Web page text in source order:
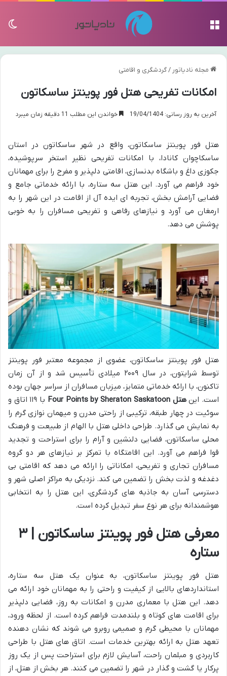
مجله نادیاتور /گردشگری و اقامتی
امکانات تفریحی هتل فور پوینتز ساسکاتون
آخرین به روز رسانی: 19/04/1404 خواندن این مطلب 11 دقیقه زمان میبرد
هتل فور پوینتز ساسکاتون، واقع در شهر ساسکاتون در استان
ساسکاچوان کانادا، با امکانات تفریحی نظیر استخر سرپوشیده،
جکوزی داغ و باشگاه بدنسازی، اقامتی دلپذیر و مفرح را برای مهمانان
خود فراهم می آورد. این هتل سه ستاره، با ارائه خدماتی جامع و
فضایی آرامش بخش، تجربه ای ایده آل از اقامت در این شهر را به
ارمغان می آورد و نیازهای رفاهی و تفریحی مسافران را به خوبی
پوشش می دهد.
هتل فور پوینتز ساسکاتون، عضوی از مجموعه معتبر فور پوینتز
توسط شرایتون، در سال ۲۰۰۹ میلادی تأسیس شد و از آن زمان
تاکنون، با ارائه خدماتی متمایز، میزبان مسافران از سراسر جهان بوده
است. اینهتل Four Points by Sheraton Saskatoon
با ۱۱۹ اتاق و
سوئیت در چهار طبقه، ترکیبی از راحتی مدرن و میهمان نوازی گرم را
به نمایش می گذارد. طراحی داخلی هتل با الهام از طبیعت و فرهنگ
محلی ساسکاتون، فضایی دلنشین و آرام را برای استراحت و تجدید
قوا فراهم می آورد. این اقامتگاه با تمرکز بر نیازهای هر دو گروه
مسافران تجاری و تفریحی، امکاناتی را ارائه می دهد که اقامتی بی
دغدغه و لذت بخش را تضمین می کند. نزدیکی به مراکز اصلی شهر و
دسترسی آسان به جاذبه های گردشگری، این هتل را به انتخابی
هوشمندانه برای هر نوع سفر تبدیل کرده است.
معرفی هتل فور پوینتز ساسکاتون | ۳
ستاره
هتل فور پوینتز ساسکاتون، به عنوان یک هتل سه ستاره،
استانداردهای بالایی از کیفیت و راحتی را به مهمانان خود ارائه می
دهد. این هتل با معماری مدرن و امکانات به روز، فضایی دلپذیر
برای اقامت های کوتاه و بلندمدت فراهم کرده است. از لحظه ورود،
مهمانان با محیطی گرم و صمیمی روبرو می شوند که نشان دهنده
تعهد هتل به ارائه بهترین خدمات است. اتاق های هتل با طراحی
کاربردی و مبلمان راحت، آسایش لازم برای استراحت پس از یک روز
پرکار یا گشت و گذار در شهر را تضمین می کنند. هر بخش از هتل، از